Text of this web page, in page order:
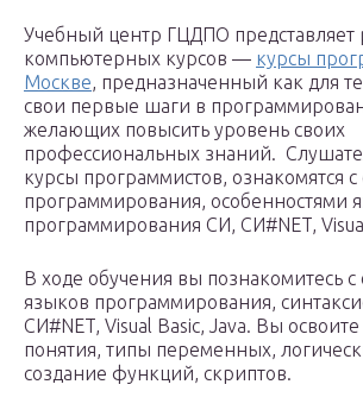
Учебный центр ГЦДПО представляет
компьютерных курсов — курсы
Москве, предназначенный как для
свои первые шаги в
желающих повысить уровень своих
профессиональных знаний.
курсы программистов, ознакомятся
программирования, особенностями
программирования СИ, СИ#NET,
В ходе обучения вы познакомитесь с
языков программирования,
СИ#NET, Visual Basic, Java. Вы
понятия, типы переменных,
создание функций, скриптов.